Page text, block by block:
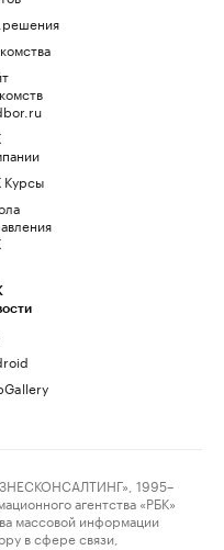
Курсы
1995–
агентства «РБК»
массовой информации
в сфере связи,